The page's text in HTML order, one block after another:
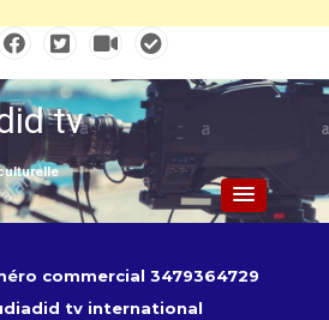
tv
commercial 3479364729
tv international